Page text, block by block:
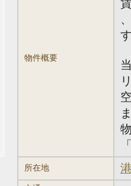
物件概要
所在地